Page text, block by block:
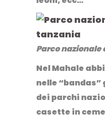
Parco nazionale
Nel Mahale
nelle “bandas”
dei parchi
casette in